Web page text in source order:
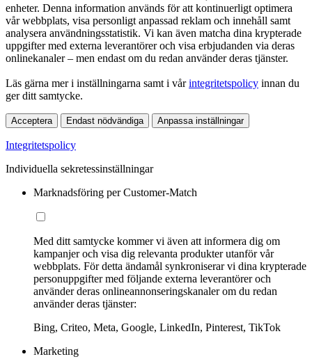
enheter. Denna information används för att kontinuerligt optimera
vår webbplats, visa personligt anpassad reklam och innehåll samt
analysera användningsstatistik. Vi kan även matcha dina krypterade
uppgifter med externa leverantörer och visa erbjudanden via deras
onlinekanaler – men endast om du redan använder deras tjänster.
Läs gärna mer i inställningarna samt i vårintegritetspolicy innan du
ger ditt samtycke.
Acceptera Endast nödvändiga Anpassa inställningar
Integritetspolicy
Individuella sekretessinställningar
Marknadsföring per Customer-Match
Med ditt samtycke kommer vi även att informera dig om
kampanjer och visa dig relevanta produkter utanför vår
webbplats. För detta ändamål synkroniserar vi dina krypterade
personuppgifter med följande externa leverantörer och
använder deras onlineannonseringskanaler om du redan
använder deras tjänster:
Bing, Criteo, Meta, Google, LinkedIn, Pinterest, TikTok
Marketing